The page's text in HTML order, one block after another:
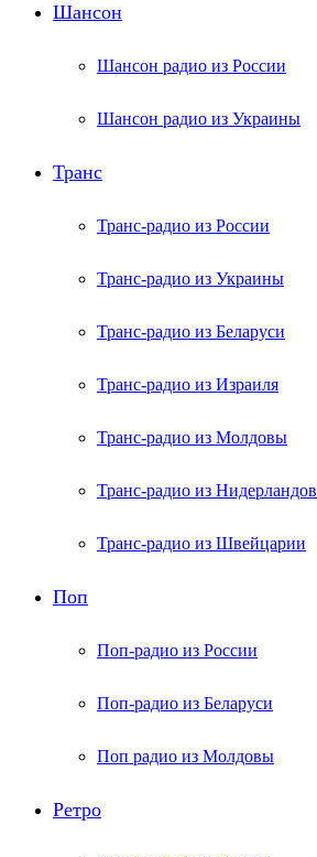
Шансон
Шансон радио из России
Шансон радио из Украины
Транс
Транс-радио из России
Транс-радио из Украины
Транс-радио из Беларуси
Транс-радио из Израиля
Транс-радио из Молдовы
Транс-радио из Нидерландов
Транс-радио из Швейцарии
Поп
Поп-радио из России
Поп-радио из Беларуси
Поп радио из Молдовы
Ретро